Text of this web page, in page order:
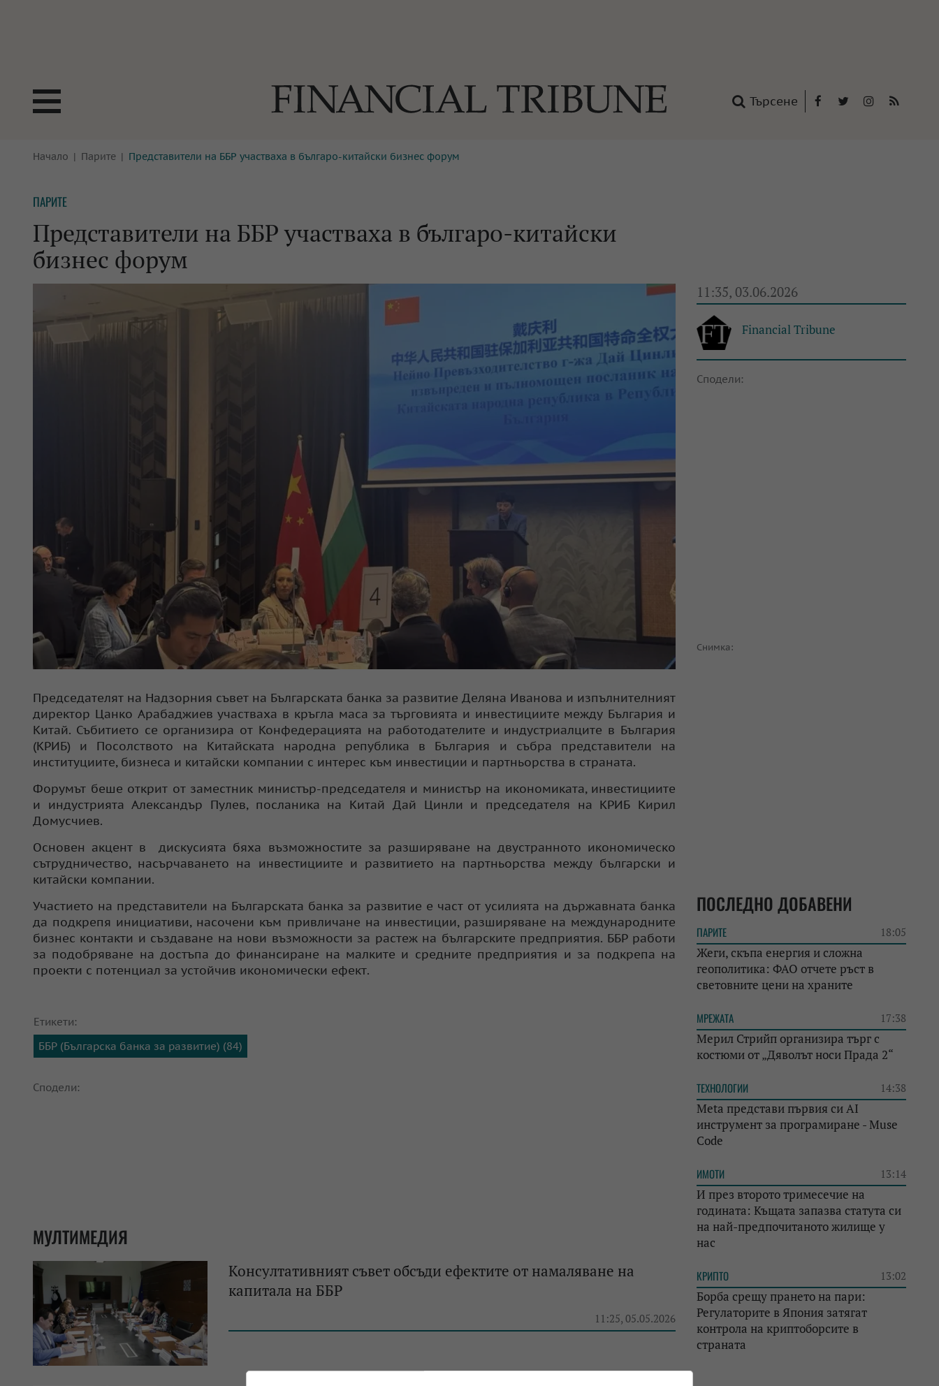
Търсене
БОРСИ
КРИПТО
БАНКИ
ПАРИТЕ
ЗАСТРАХОВАНЕ
ЕНЕРГЕТИКА
ТЕХНОЛОГИИ
МРЕЖАТА
ИМОТИ
АВТОМОБИЛИ
МУЛТИМЕДИЯ
Начало Парите Представители на ББР участваха в българо-китайски бизнес форум
ПАРИТЕ
Представители на ББР участваха в българо-китайски
бизнес форум
11:35, 03.06.2026
Financial Tribune
Сподели:
Снимка:
Председателят на Надзорния съвет на Българската банка за развитие Деляна Иванова и изпълнителният
директор Цанко Арабаджиев участваха в кръгла маса за търговията и инвестициите между България и
Китай. Събитието се организира от Конфедерацията на работодателите и индустриалците в България
(КРИБ) и Посолството на Китайската народна република в България и събра представители на
институциите, бизнеса и китайски компании с интерес към инвестиции и партньорства в страната.
Форумът беше открит от заместник министър-председателя и министър на икономиката, инвестициите
и индустрията Александър Пулев, посланика на Китай Дай Цинли и председателя на КРИБ Кирил
Домусчиев.
Основен акцент в дискусията бяха възможностите за разширяване на двустранното икономическо
сътрудничество, насърчаването на инвестициите и развитието на партньорства между български и
китайски компании.
Участието на представители на Българската банка за развитие е част от усилията на държавната банка
да подкрепя инициативи, насочени към привличане на инвестиции, разширяване на международните
бизнес контакти и създаване на нови възможности за растеж на българските предприятия. ББР работи
за подобряване на достъпа до финансиране на малките и средните предприятия и за подкрепа на
проекти с потенциал за устойчив икономически ефект.
Етикети:
ББР (Българска банка за развитие) (84)
Сподели:
МУЛТИМЕДИЯ
Консултативният съвет обсъди ефектите от намаляване на
капитала на ББР
11:25, 05.05.2026
ПОСЛЕДНО ДОБАВЕНИ
ПАРИТЕ 18:05
Жеги, скъпа енергия и сложна
геополитика: ФАО отчете ръст в
световните цени на храните
МРЕЖАТА 17:38
Мерил Стрийп организира търг с
костюми от „Дяволът носи Прада 2“
ТЕХНОЛОГИИ 14:38
Meta представи първия си AI
инструмент за програмиране - Muse
Code
ИМОТИ 13:14
И през второто тримесечие на
годината: Къщата запазва статута си
на най-предпочитаното жилище у
нас
КРИПТО 13:02
Борба срещу прането на пари:
Регулаторите в Япония затягат
контрола на криптоборсите в
страната